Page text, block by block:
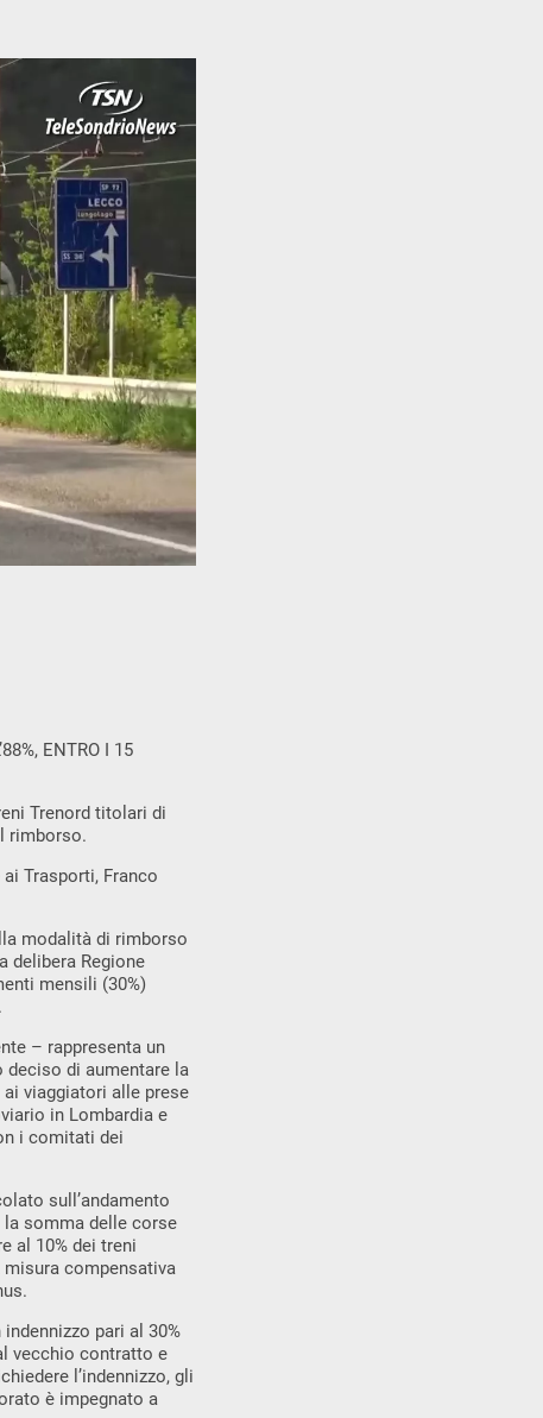
ENTRO I 15
Trenord titolari di
rimborso.
Trasporti, Franco
modalità di rimborso
delibera Regione
mensili (30%)
– rappresenta un
deciso di aumentare la
ai viaggiatori alle prese
in Lombardia e
i comitati dei
sull’andamento
somma delle corse
al 10% dei treni
misura compensativa
pari al 30%
vecchio contratto e
l’indennizzo, gli
è impegnato a